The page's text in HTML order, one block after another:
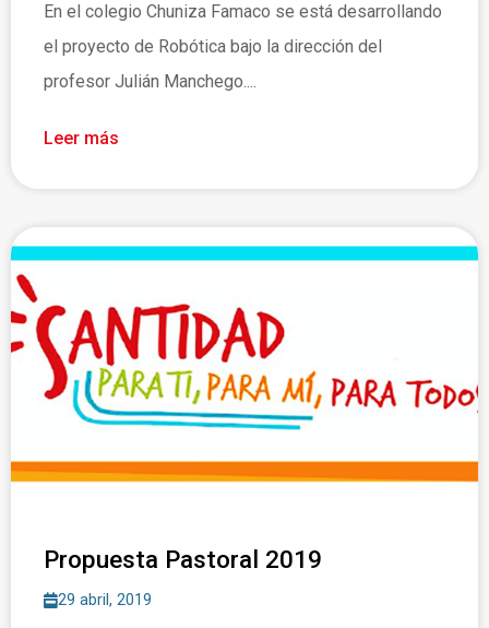
En el colegio Chuniza Famaco se está desarrollando
el proyecto de Robótica bajo la dirección del
profesor Julián Manchego....
Leer más
Propuesta Pastoral 2019
29 abril, 2019